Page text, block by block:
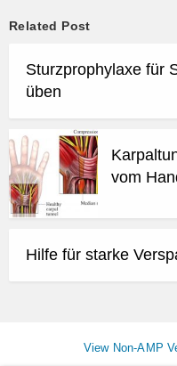
Related Post
Sturzprophylaxe für
üben
vom
Hilfe für starke
View Non-AMP